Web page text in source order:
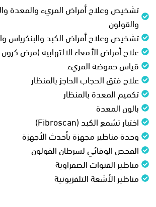
تشخيص وعلاج أمراض المريء والمعدة
والقولون
تشخيص وعلاج أمراض الكبد والبنكرياس
علاج أمراض الأمعاء الالتهابية (مرض
قياس حموضة المريء
علاج فتق الحجاب الحاجز بالمنظار
تكميم المعدة بالمنظار
بالون المعدة
اختبار تشمع الكبد (Fibroscan)
وحدة مناظير مجهزة بأحدث الأجهزة
الفحص الوقائي لسرطان القولون
مناظير القنوات الصفراوية
مناظير الأشعة التلفزيونية